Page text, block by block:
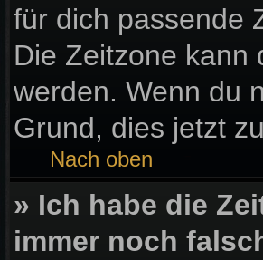
für dich passende
Die Zeitzone kann
werden. Wenn du
Grund, dies jetzt
Nach oben
» Ich habe die
immer noch